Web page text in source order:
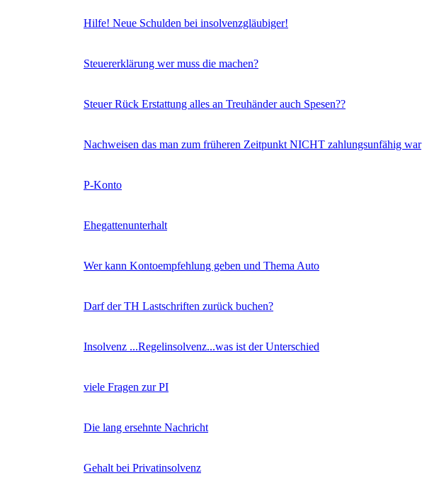
Hilfe! Neue Schulden bei insolvenzgläubiger!
Steuererklärung wer muss die machen?
Steuer Rück Erstattung alles an Treuhänder auch Spesen??
Nachweisen das man zum früheren Zeitpunkt NICHT zahlungsunfähig war
P-Konto
Ehegattenunterhalt
Wer kann Kontoempfehlung geben und Thema Auto
Darf der TH Lastschriften zurück buchen?
Insolvenz ...Regelinsolvenz...was ist der Unterschied
viele Fragen zur PI
Die lang ersehnte Nachricht
Gehalt bei Privatinsolvenz